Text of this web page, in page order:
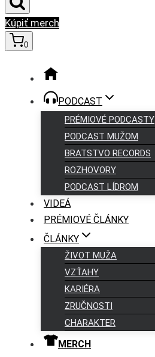
Kúpiť merch
0
PODCAST
PRÉMIOVÉ PODCASTY
PODCAST MUŽOM
BRATSTVO RECORDS
ROZHOVORY
PODCAST LÍDROM
VIDEÁ
PRÉMIOVÉ ČLÁNKY
ČLÁNKY
ŽIVOT MUŽA
VZŤAHY
KARIÉRA
ZRUČNOSTI
CHARAKTER
MERCH